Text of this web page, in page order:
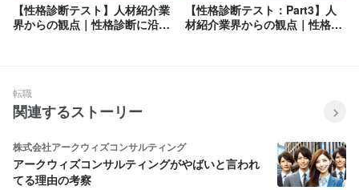
【性格診断テスト】人材紹介業
界からの観点｜性格診断に沿っ
【性格診断テスト：Part3】人
材紹介業界からの観点｜性格診
転職
関連するストーリー
株式会社アークウィズコンサルティング
アークウィズコンサルティングがやばいと言われ
てる理由の考察